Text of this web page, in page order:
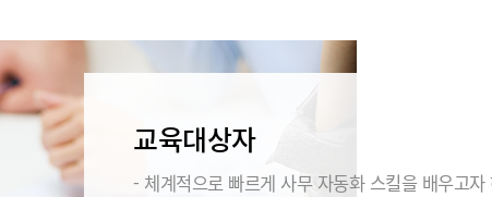
교육대상자
- 체계적으로 빠르게 사무 자동화 스킬을 배우고자